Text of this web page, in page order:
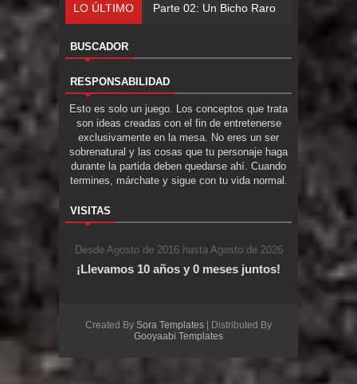
LO ÚLTIMO Parte 02: Un Bicho Raro
BUSCADOR
RESPONSABILIDAD
Esto es solo un juego. Los conceptos que trata
son ideas creadas con el fin de entretenerse
exclusivamente en la mesa. No eres un ser
sobrenatural y las cosas que tu personaje haga
durante la partida deben quedarse ahí. Cuando
termines, márchate y sigue con tu vida normal.
VISITAS
Desde Agosto de 2016 hasta Agosto de 2026
¡Llevamos 10 años y 0 meses juntos!
Created By Sora Templates | Distributed By
Gooyaabi Templates